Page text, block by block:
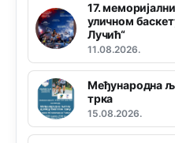
17.
уличном
Лучић“
11.08.2026.
Међународна
трка
15.08.2026.